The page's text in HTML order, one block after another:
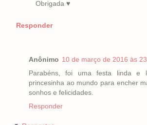
Obrigada ♥
Responder
Anônimo 10 de março de 2016 às
Parabéns, foi uma festa linda e
princesinha ao mundo para encher
sonhos e felicidades.
Responder